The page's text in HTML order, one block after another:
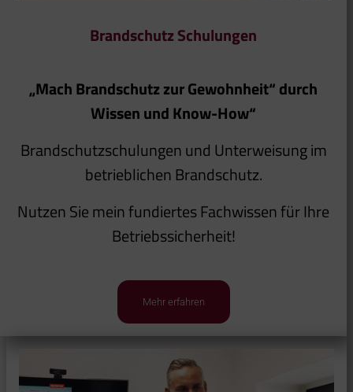
Brandschutz Schulungen
„Mach Brandschutz zur Gewohnheit“ durch
Wissen und Know-How“
Brandschutzschulungen und Unterweisung im
betrieblichen Brandschutz.
Nutzen Sie mein fundiertes Fachwissen für Ihre
Betriebssicherheit!
Mehr erfahren